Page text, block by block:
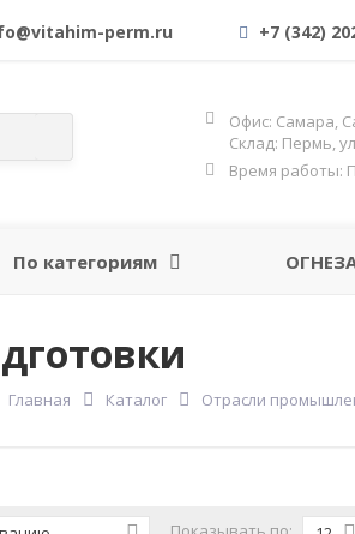
perm.ru +7 (342)
Офис: Самара,
Склад: Пермь,
Время работы:
По категориям
Главная Каталог Отрасли